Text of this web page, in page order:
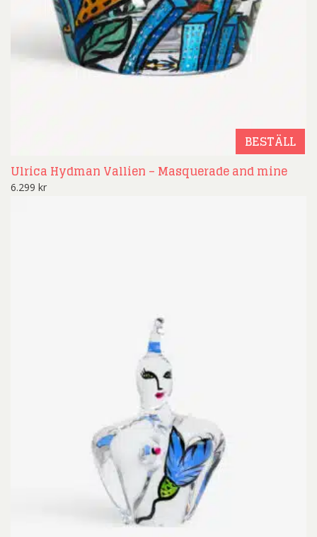
BESTÄLL
Ulrica Hydman Vallien – Masquerade and mine
6.299 kr